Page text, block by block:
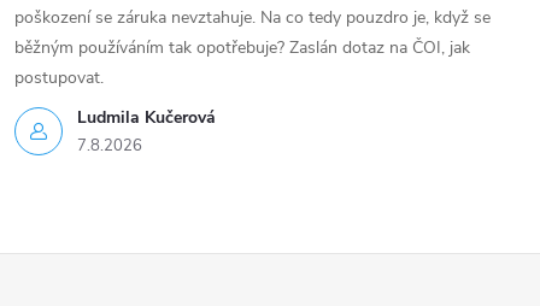
Ludmila Kučerová
7.8.2026
poškození se záruka nevztahuje. Na co tedy pouzdro je, když se
běžným používáním tak opotřebuje? Zaslán dotaz na ČOI, jak
postupovat.